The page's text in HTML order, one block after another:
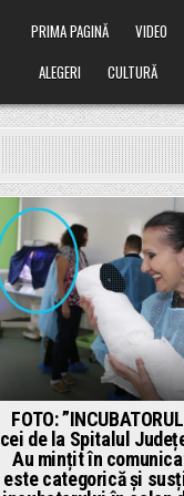
PRIMA PAGINĂ VIDEO
ALEGERI
CULTURĂ
Posted
in
FOTO:
cei de la Spitalul
Au mințit în
este categorică și